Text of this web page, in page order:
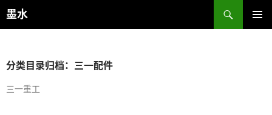
跳
至
墨水
搜
索
分类目录归档：三一配件
三一重工